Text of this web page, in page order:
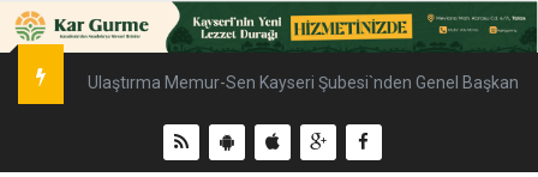
Ulaştırma Memur-Sen Kayseri Şubesi`nden Genel Başkan